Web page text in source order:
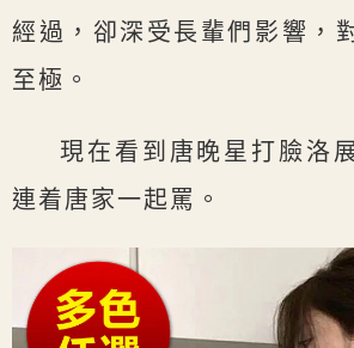
經過，卻深受長輩們影響，
至極。
現在看到唐晚星打臉洛
連着唐家一起罵。